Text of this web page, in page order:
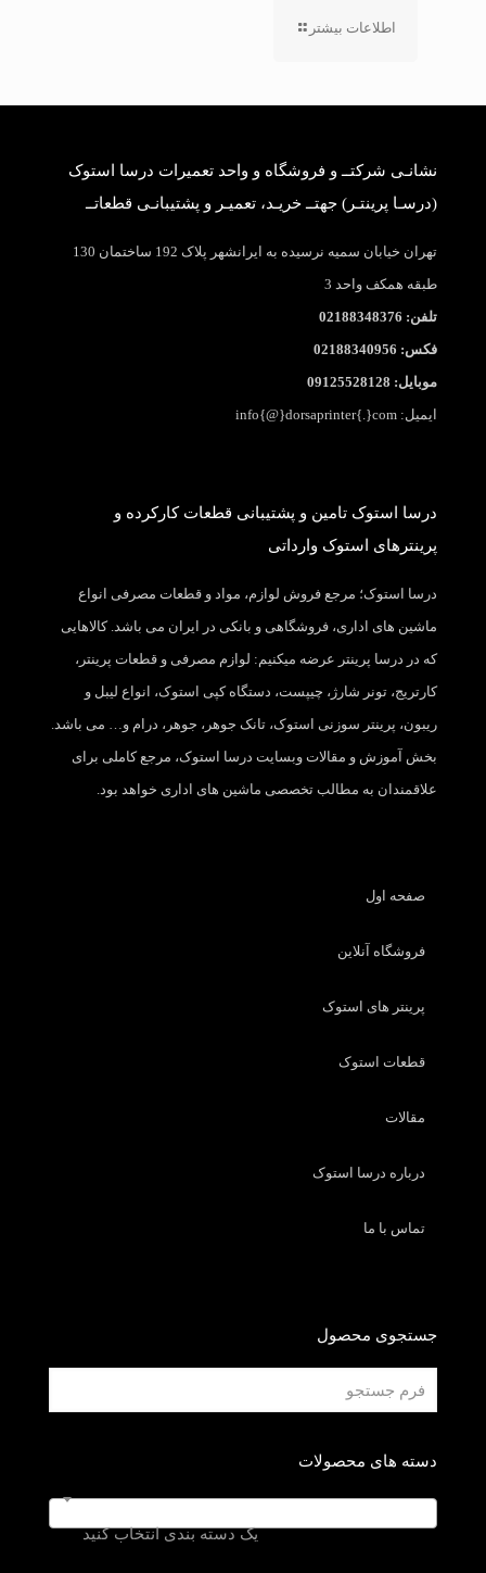
اطلاعات بیشتر
نشانـی شرکتــ و فروشگاه و واحد تعمیرات درسا استوک
(درسـا پرینتـر) جهتــ خریـد، تعمیـر و پشتیبانـی قطعاتــ
تهران خیابان سمیه نرسیده به ایرانشهر پلاک 192 ساختمان 130
طبقه همکف واحد 3
تلفن: 02188348376
فکس: 02188340956
موبایل: 09125528128
ایمیل: info{@}dorsaprinter{.}com
درسا استوک تامین و پشتیبانی قطعات کارکرده و
پرینترهای استوک وارداتی
درسا استوک؛ مرجع فروش لوازم، مواد و قطعات مصرفی انواع
ماشین های اداری، فروشگاهی و بانکی در ایران می باشد. کالاهایی
که در درسا پرینتر عرضه میکنیم: لوازم مصرفی و قطعات پرینتر،
کارتریج، تونر شارژ، چیپست، دستگاه کپی استوک، انواع لیبل و
ریبون، پرینتر سوزنی استوک، تانک جوهر، جوهر، درام و… می باشد.
بخش آموزش و مقالات وبسایت درسا استوک، مرجع کاملی برای
علاقمندان به مطالب تخصصی ماشین های اداری خواهد بود.
صفحه اول
فروشگاه آنلاین
پرینتر های استوک
قطعات استوک
مقالات
درباره درسا استوک
تماس با ما
جستجوی محصول
دسته های محصولات
یک دسته بندی انتخاب کنید